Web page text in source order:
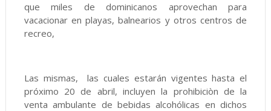
que miles de dominicanos aprovechan para
vacacionar en playas, balnearios y otros centros de
recreo,
Las mismas, las cuales estarán vigentes hasta el
próximo 20 de abril, incluyen la prohibiciòn de la
venta ambulante de bebidas alcohólicas en dichos